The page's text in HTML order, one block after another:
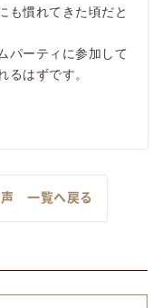
も慣れてきた頃だと
パーティに参加して
るはずです。
声 一覧へ戻る